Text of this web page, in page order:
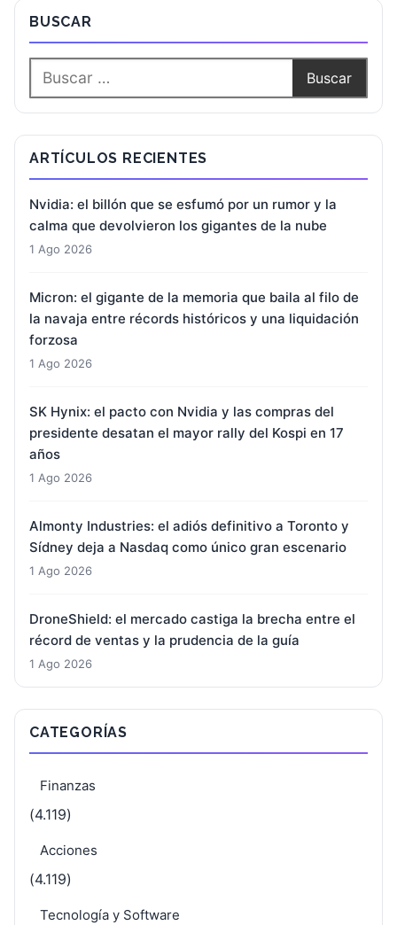
BUSCAR
ARTÍCULOS RECIENTES
Nvidia: el billón que se esfumó por un rumor y la
calma que devolvieron los gigantes de la nube
1 Ago 2026
Micron: el gigante de la memoria que baila al filo de
la navaja entre récords históricos y una liquidación
forzosa
1 Ago 2026
SK Hynix: el pacto con Nvidia y las compras del
presidente desatan el mayor rally del Kospi en 17
años
1 Ago 2026
Almonty Industries: el adiós definitivo a Toronto y
Sídney deja a Nasdaq como único gran escenario
1 Ago 2026
DroneShield: el mercado castiga la brecha entre el
récord de ventas y la prudencia de la guía
1 Ago 2026
CATEGORÍAS
Finanzas
(4.119)
Acciones
(4.119)
Tecnología y Software